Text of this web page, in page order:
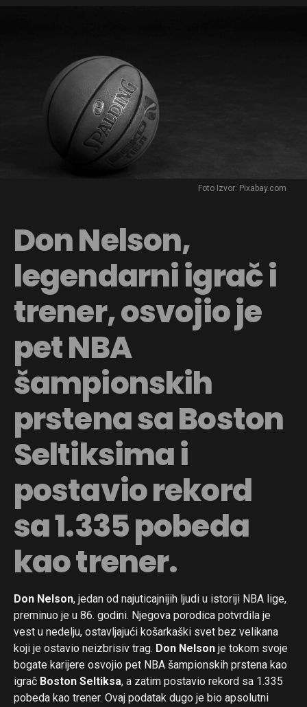
Foto Izvor: Pixabay.com
Don Nelson,
legendarni igrač i
trener, osvojio je
pet NBA
šampionskih
prstena sa Boston
Seltiksima i
postavio rekord
sa 1.335 pobeda
kao trener.
Don Nelson, jedan od najuticajnijih ljudi u istoriji NBA lige,
preminuo je u 86. godini. Njegova porodica potvrdila je
vest u nedelju, ostavljajući košarkaški svet bez velikana
koji je ostavio neizbrisiv trag. Don Nelson je tokom svoje
bogate karijere osvojio pet NBA šampionskih prstena kao
igrač Boston Seltiksa, a zatim postavio rekord sa 1.335
pobeda kao trener. Ovaj podatak dugo je bio apsolutni